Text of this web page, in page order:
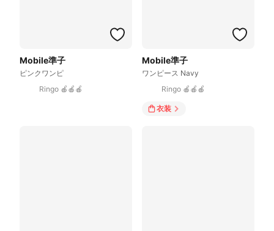
Mobile準子
ピンクワンピ
Ringo 🍎🍎🍎
Mobile準子
ワンピース Navy
Ringo 🍎🍎🍎
衣装